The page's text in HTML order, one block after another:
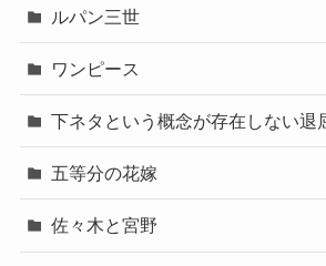
ルパン三世
ワンピース
下ネタという概念が存在しない退
五等分の花嫁
佐々木と宮野